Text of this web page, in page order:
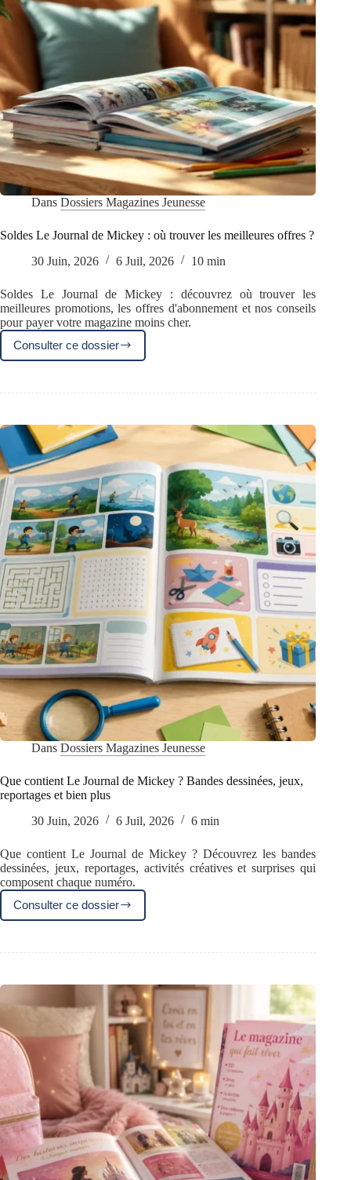
Dans Dossiers Magazines Jeunesse
Soldes Le Journal de Mickey : où trouver les meilleures offres ?
30 Juin, 2026
6 Juil, 2026 10 min
Soldes Le Journal de Mickey : découvrez où trouver les
meilleures promotions, les offres d'abonnement et nos conseils
pour payer votre magazine moins cher.
Consulter ce dossier
Soldes
Le
de
où
trouver
les
meilleures
offres
?
Dans Dossiers Magazines Jeunesse
Que contient Le Journal de Mickey ? Bandes dessinées, jeux,
reportages et bien plus
30 Juin, 2026
6 Juil, 2026 6 min
Que contient Le Journal de Mickey ? Découvrez les bandes
dessinées, jeux, reportages, activités créatives et surprises qui
composent chaque numéro.
Consulter ce dossier
Que
contient
Journal
Bandes
dessinées,
jeux,
reportages
bien
plus